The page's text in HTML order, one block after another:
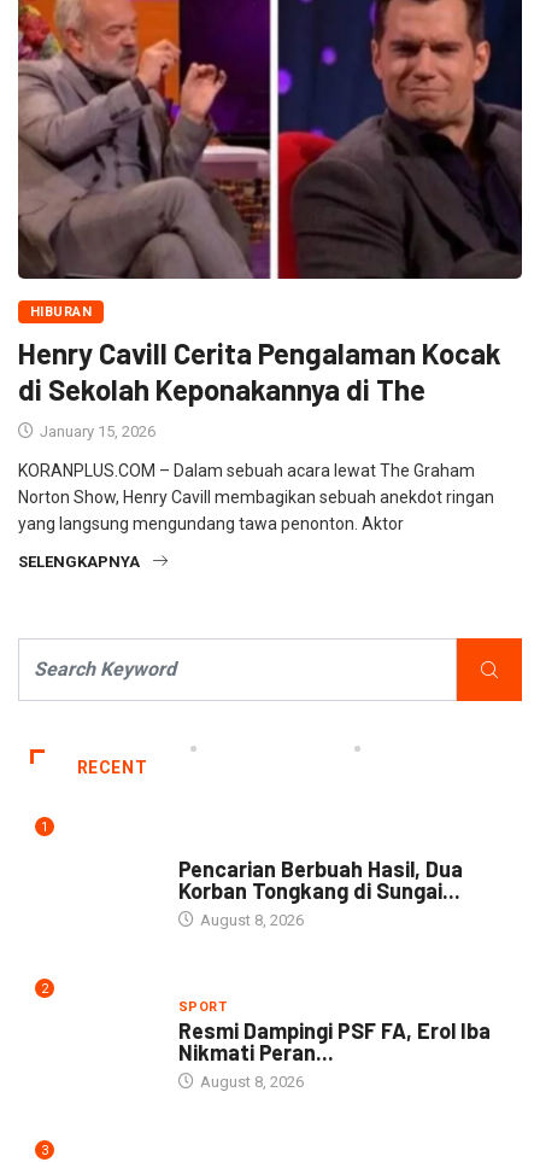
HIBURAN
Henry Cavill Cerita Pengalaman Kocak
di Sekolah Keponakannya di The
January 15, 2026
KORANPLUS.COM – Dalam sebuah acara lewat The Graham
Norton Show, Henry Cavill membagikan sebuah anekdot ringan
yang langsung mengundang tawa penonton. Aktor
SELENGKAPNYA
RECENT
1
Pencarian Berbuah Hasil, Dua
Korban Tongkang di Sungai...
August 8, 2026
2
SPORT
Resmi Dampingi PSF FA, Erol Iba
Nikmati Peran...
August 8, 2026
3